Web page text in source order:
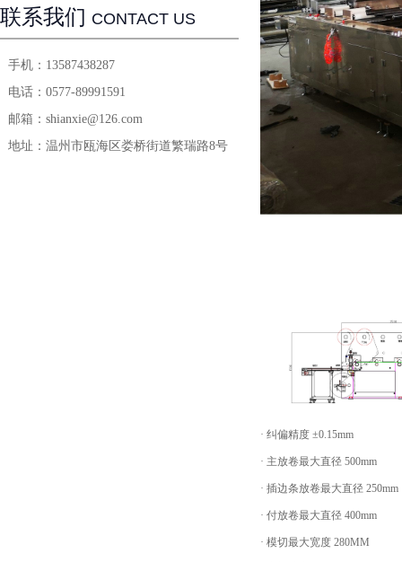
联系我们 CONTACT US
手机： 13587438287
电话： 0577-89991591
邮箱： shianxie@126.com
地址： 温州市瓯海区娄桥街道繁瑞路8号
· 纠偏精度 ±0.15mm
· 主放卷最大直径 500mm
· 插边条放卷最大直径 250mm
· 付放卷最大直径 400mm
· 模切最大宽度 280MM